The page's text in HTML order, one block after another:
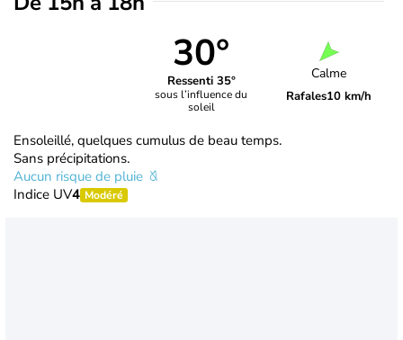
30°
Ressenti 35°
sous l’influence du
soleil
Calme
Rafales10 km/h
Ensoleillé, quelques cumulus de beau temps.
Sans précipitations.
Aucun risque de pluie
Indice UV4 Modéré